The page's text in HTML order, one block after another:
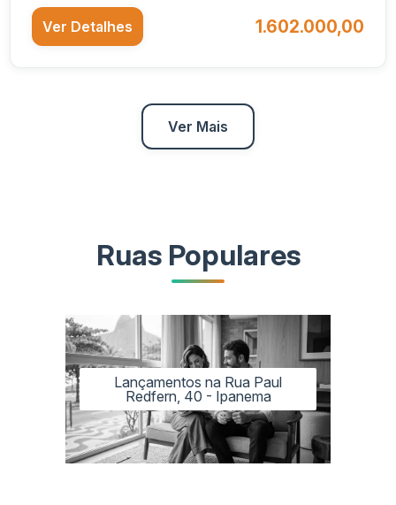
Ver Detalhes 1.602.000,00
Ver Mais
Ruas Populares
Lançamentos na Rua Paul
Redfern, 40 - Ipanema